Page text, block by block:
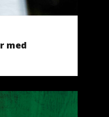
med